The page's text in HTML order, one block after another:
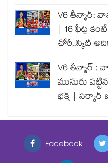
V6 తీన్మార్:
| 16 ఫీట్ల
చోరీ..స్కిట్
V6 తీన్మార్ :
ముసురు
భక్త్ |
Facebook